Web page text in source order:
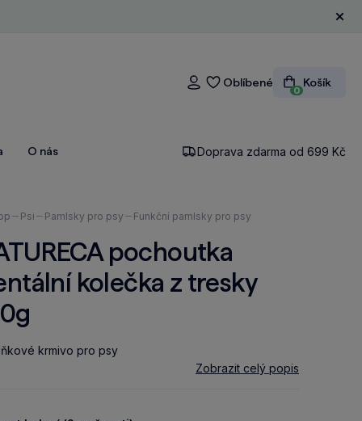
Přihlášení
Oblíbené
0
Košík
O nás Doprava zdarma od 699 Kč
Psi Pamlsky pro psy Funkční pamlsky pro psy
pochoutka
kolečka z tresky
krmivo pro psy
Zobrazit celý popis